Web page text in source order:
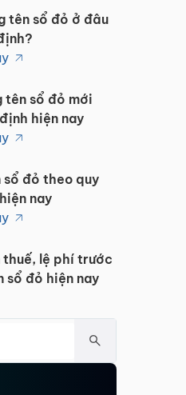
tên sổ đỏ ở đâu
tên sổ đỏ mới
hiện nay
sổ đỏ theo quy
nay
lệ phí trước
sổ đỏ hiện nay
tên sổ đỏ hiện